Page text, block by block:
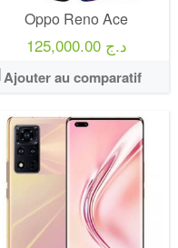
Oppo Reno Ace
125,000.00 د.ج
Ajouter au comparatif